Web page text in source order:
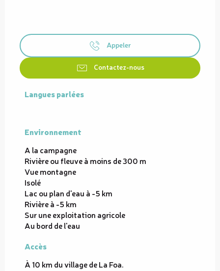
Appeler
Contactez-nous
Langues parlées
Langues parlées
Environnement
Environnement
A la campagne
Rivière ou fleuve à moins de 300 m
Vue montagne
Isolé
Lac ou plan d'eau à -5 km
Rivière à -5 km
Sur une exploitation agricole
Au bord de l'eau
Accès
Accès
À 10 km du village de La Foa.